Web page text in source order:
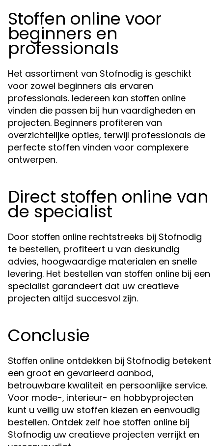
Stoffen online voor
beginners en
professionals
Het assortiment van Stofnodig is geschikt
voor zowel beginners als ervaren
professionals. Iedereen kan stoffen online
vinden die passen bij hun vaardigheden en
projecten. Beginners profiteren van
overzichtelijke opties, terwijl professionals de
perfecte stoffen vinden voor complexere
ontwerpen.
Direct stoffen online van
de specialist
Door stoffen online rechtstreeks bij Stofnodig
te bestellen, profiteert u van deskundig
advies, hoogwaardige materialen en snelle
levering. Het bestellen van stoffen online bij een
specialist garandeert dat uw creatieve
projecten altijd succesvol zijn.
Conclusie
Stoffen online ontdekken bij Stofnodig betekent
een groot en gevarieerd aanbod,
betrouwbare kwaliteit en persoonlijke service.
Voor mode-, interieur- en hobbyprojecten
kunt u veilig uw stoffen kiezen en eenvoudig
bestellen. Ontdek zelf hoe stoffen online bij
Stofnodig uw creatieve projecten verrijkt en